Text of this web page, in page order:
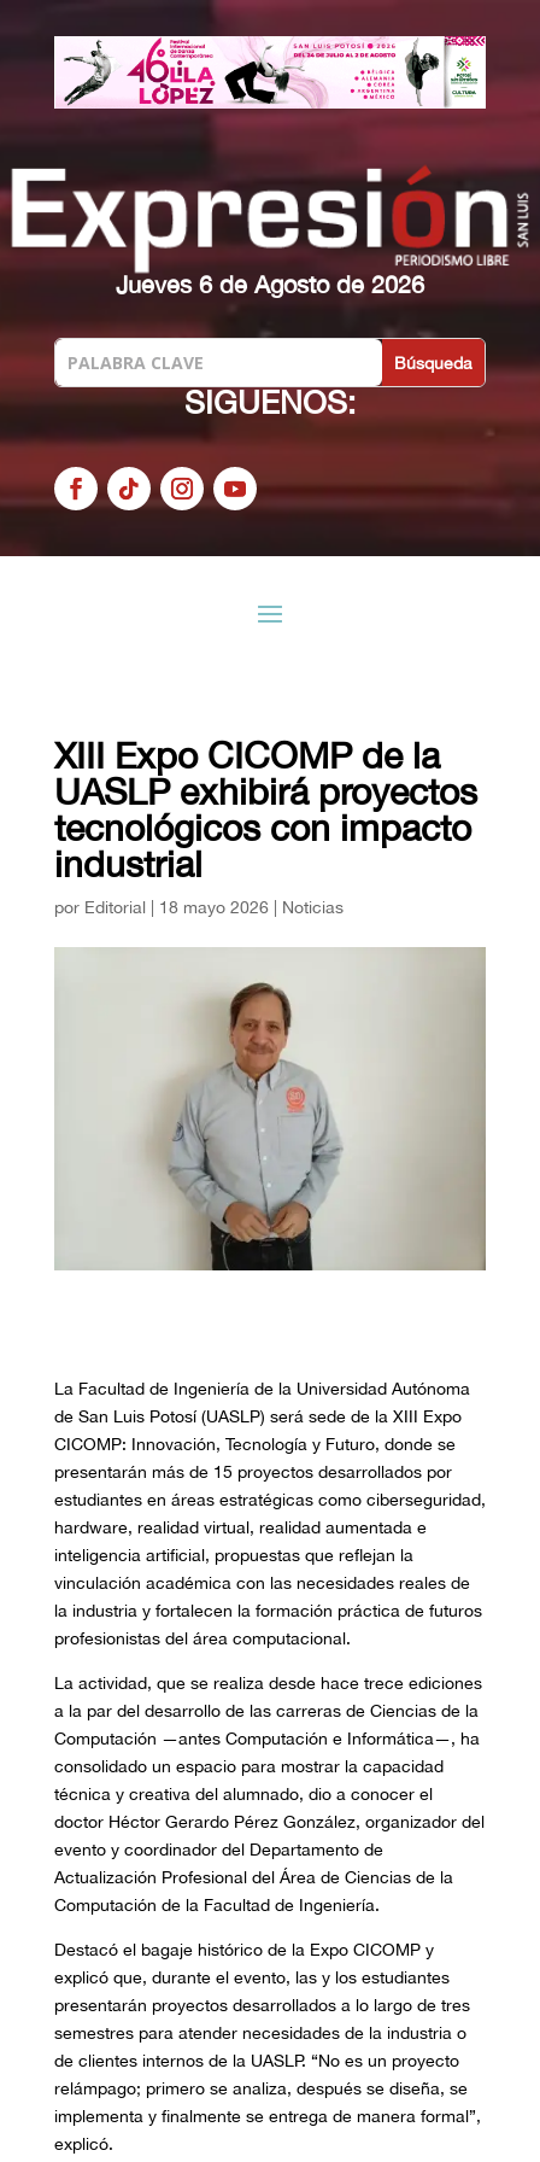
Jueves 6 de Agosto de 2026
SIGUENOS:
XIII Expo CICOMP de la
UASLP exhibirá proyectos
tecnológicos con impacto
industrial
por Editorial| 18 mayo 2026| Noticias
La Facultad de Ingeniería de la Universidad Autónoma
de San Luis Potosí (UASLP) será sede de la XIII Expo
CICOMP: Innovación, Tecnología y Futuro, donde se
presentarán más de 15 proyectos desarrollados por
estudiantes en áreas estratégicas como ciberseguridad,
hardware, realidad virtual, realidad aumentada e
inteligencia artificial, propuestas que reflejan la
vinculación académica con las necesidades reales de
la industria y fortalecen la formación práctica de futuros
profesionistas del área computacional.
La actividad, que se realiza desde hace trece ediciones
a la par del desarrollo de las carreras de Ciencias de la
Computación —antes Computación e Informática—, ha
consolidado un espacio para mostrar la capacidad
técnica y creativa del alumnado, dio a conocer el
doctor Héctor Gerardo Pérez González, organizador del
evento y coordinador del Departamento de
Actualización Profesional del Área de Ciencias de la
Computación de la Facultad de Ingeniería.
Destacó el bagaje histórico de la Expo CICOMP y
explicó que, durante el evento, las y los estudiantes
presentarán proyectos desarrollados a lo largo de tres
semestres para atender necesidades de la industria o
de clientes internos de la UASLP. “No es un proyecto
relámpago; primero se analiza, después se diseña, se
implementa y finalmente se entrega de manera formal”,
explicó.